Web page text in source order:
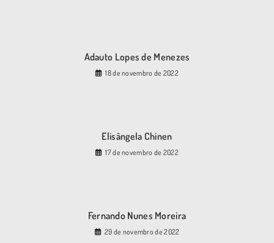
Adauto Lopes de Menezes
18 de novembro de 2022
Elisângela Chinen
17 de novembro de 2022
Fernando Nunes Moreira
29 de novembro de 2022